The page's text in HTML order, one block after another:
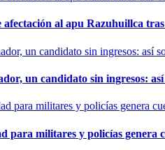
al apu Razuhuillca
un candidato sin ingresos:
para militares y policías